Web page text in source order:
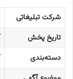
شرکت تبلیغاتی
تاریخ پخش
دسته‌بندی